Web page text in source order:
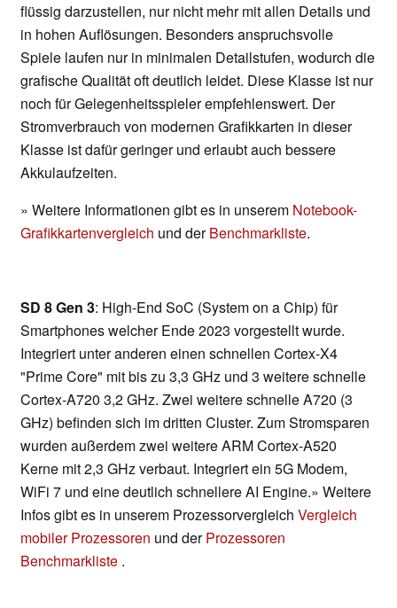
flüssig darzustellen, nur nicht mehr mit allen Details und
in hohen Auflösungen. Besonders anspruchsvolle
Spiele laufen nur in minimalen Detailstufen, wodurch die
grafische Qualität oft deutlich leidet. Diese Klasse ist nur
noch für Gelegenheitsspieler empfehlenswert. Der
Stromverbrauch von modernen Grafikkarten in dieser
Klasse ist dafür geringer und erlaubt auch bessere
Akkulaufzeiten.
» Weitere Informationen gibt es in unserem Notebook-
Grafikkartenvergleich und derBenchmarkliste.
SD 8 Gen 3: High-End SoC (System on a Chip) für
Smartphones welcher Ende 2023 vorgestellt wurde.
Integriert unter anderen einen schnellen Cortex-X4
"Prime Core" mit bis zu 3,3 GHz und 3 weitere schnelle
Cortex-A720 3,2 GHz. Zwei weitere schnelle A720 (3
GHz) befinden sich im dritten Cluster. Zum Stromsparen
wurden außerdem zwei weitere ARM Cortex-A520
Kerne mit 2,3 GHz verbaut. Integriert ein 5G Modem,
WiFi 7 und eine deutlich schnellere AI Engine.» Weitere
Infos gibt es in unserem Prozessorvergleich Vergleich
mobiler Prozessoren und derProzessoren
Benchmarkliste .